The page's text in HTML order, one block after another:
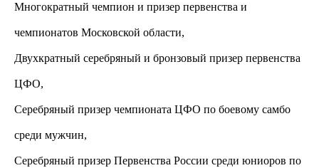
Многократный чемпион и призер первенства и
чемпионатов Московской области,
Двухкратный серебряный и бронзовый призер первенства
ЦФО,
Серебряный призер чемпионата ЦФО по боевому самбо
среди мужчин,
Серебряный призер Первенства России среди юниоров по